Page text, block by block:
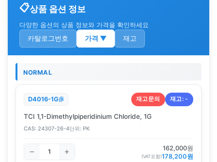
상품 옵션 정보
다양한 옵션의 상품 정보와 가격을 확인하세요
카탈로그번호 가격 ▼ 재고
NORMAL
D4016-1G 재고문의 재고:-
TCI 1,1-Dimethylpiperidinium Chloride, 1G
CAS: 24307-26-4단위: PK
162,000원
(VAT포함)178,200원